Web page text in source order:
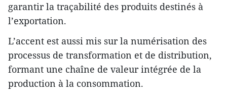
garantir la traçabilité des produits destinés à
l’exportation.
L’accent est aussi mis sur la numérisation des
processus de transformation et de distribution,
formant une chaîne de valeur intégrée de la
production à la consommation.